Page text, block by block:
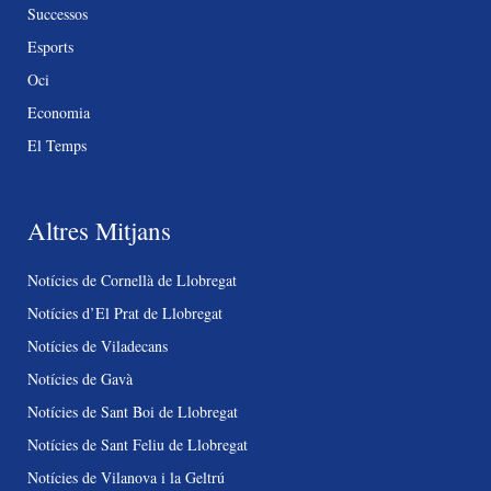
Successos
Esports
Oci
Economia
El Temps
Altres Mitjans
Notícies de Cornellà de Llobregat
Notícies d’El Prat de Llobregat
Notícies de Viladecans
Notícies de Gavà
Notícies de Sant Boi de Llobregat
Notícies de Sant Feliu de Llobregat
Notícies de Vilanova i la Geltrú